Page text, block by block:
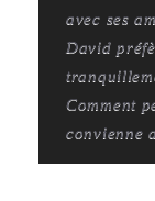
avec ses
David
Comment
convienne